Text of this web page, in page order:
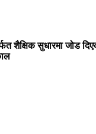
शैक्षिक सुधारमा जोड